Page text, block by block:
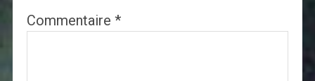
Commentaire *